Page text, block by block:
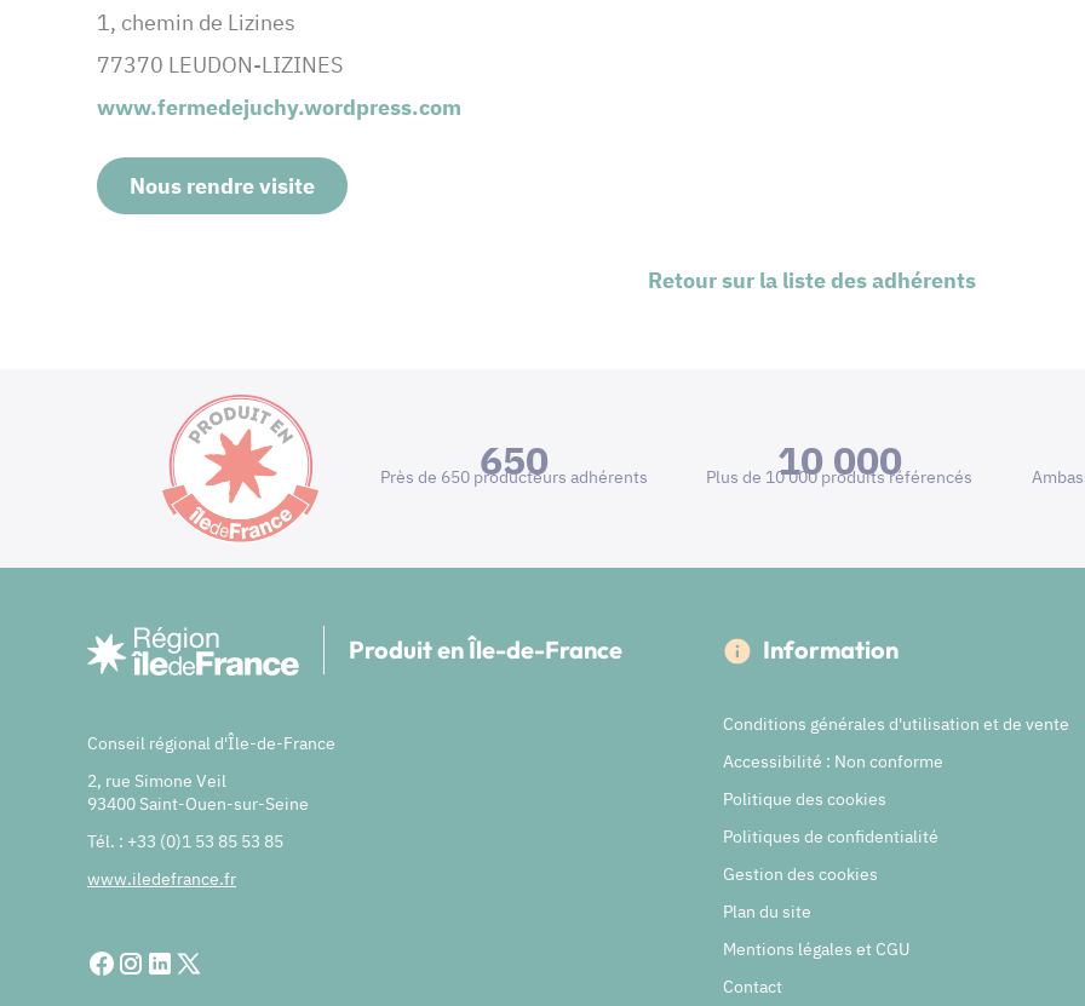
1, chemin de Lizines
77370 LEUDON-LIZINES
www.fermedejuchy.wordpress.com
Nous rendre visite
Retour sur la liste des adhérents
650
Près de 650 producteurs adhérents 10 000
Plus de 10 000 produits référencés
Produit en Île-de-France
Conseil régional d'Île-de-France
2, rue Simone Veil
93400 Saint-Ouen-sur-Seine
Tél. : +33 (0)1 53 85 53 85
www.iledefrance.fr
Information
Conditions générales d'utilisation et de vente
Accessibilité : Non conforme
Politique des cookies
Politiques de confidentialité
Gestion des cookies
Plan du site
Mentions légales et CGU
Contact